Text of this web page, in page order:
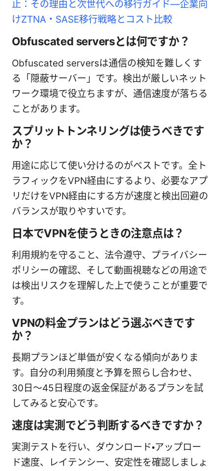
止：その理由と次世代への移行ガイド—企業向
けZTNA・SASE移行戦略とコスト比較
Obfuscated serversとは何ですか？
Obfuscated serversは通信の検知を難しくす
る「隠蔽サーバー」です。検出が厳しいネット
ワーク環境で役立ちますが、通信速度が落ちる
ことがあります。
スプリットトンネリングは使うべきです
か？
用途に応じて使い分けるのがベストです。全ト
ラフィックをVPN経由にするより、必要なアプ
リだけをVPN経由にする方が速度と検出回避の
バランスが取りやすいです。
日本でVPNを使うときの注意点は？
利用規約を守ること、法令遵守、プライバシー
ポリシーの確認、そして動画視聴などの用途で
は検出リスクを理解した上で使うことが重要で
す。
VPNの料金プランはどう選ぶべきです
か？
長期プランほど単価が安くなる傾向がありま
す。自分の利用頻度と予算を照らし合わせ、
30日～45日程度の返金保証があるプランを試
してみると安心です。
速度は実測でどう判断するべきですか？
実測テストを行い、ダウンロード・アップロー
ド速度、レイテンシー、安定性を確認しましょ